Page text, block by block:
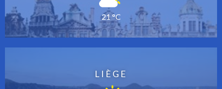
21 °C
LIÈGE